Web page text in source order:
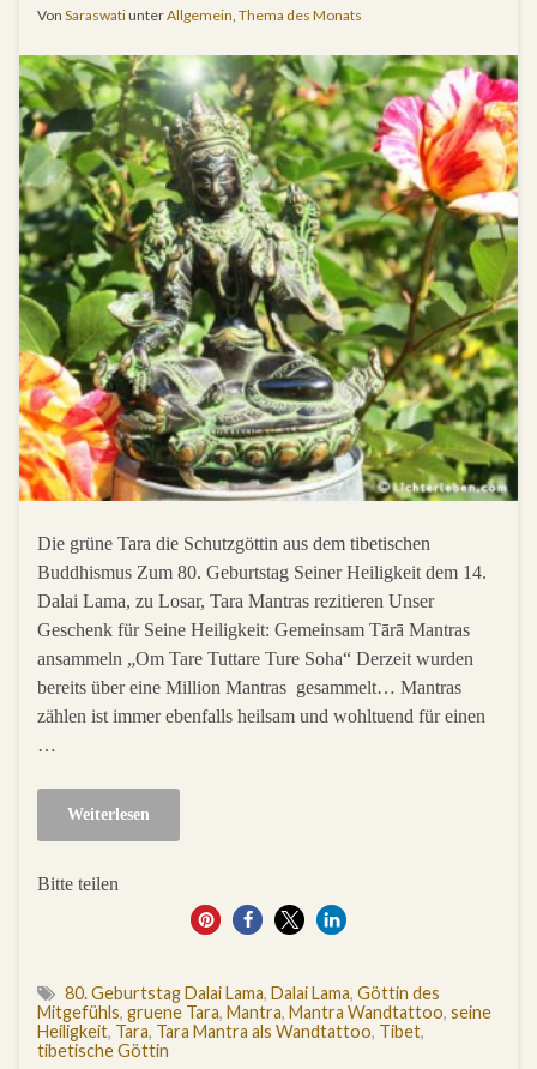
Von SaraswatiunterAllgemein Thema des Monats
Die grüne Tara die Schutzgöttin aus dem tibetischen
Buddhismus Zum 80. Geburtstag Seiner Heiligkeit dem 14.
Dalai Lama, zu Losar, Tara Mantras rezitieren Unser
Geschenk für Seine Heiligkeit: Gemeinsam Tārā Mantras
ansammeln „Om Tare Tuttare Ture Soha“ Derzeit wurden
bereits über eine Million Mantras gesammelt… Mantras
zählen ist immer ebenfalls heilsam und wohltuend für einen
…
Weiterlesen
Bitte teilen
0
80. Geburtstag Dalai Lama, Dalai Lama, Göttin des
Mitgefühls, gruene Tara, Mantra, Mantra Wandtattoo, seine
Heiligkeit, Tara, Tara Mantra als Wandtattoo, Tibet,
tibetische Göttin